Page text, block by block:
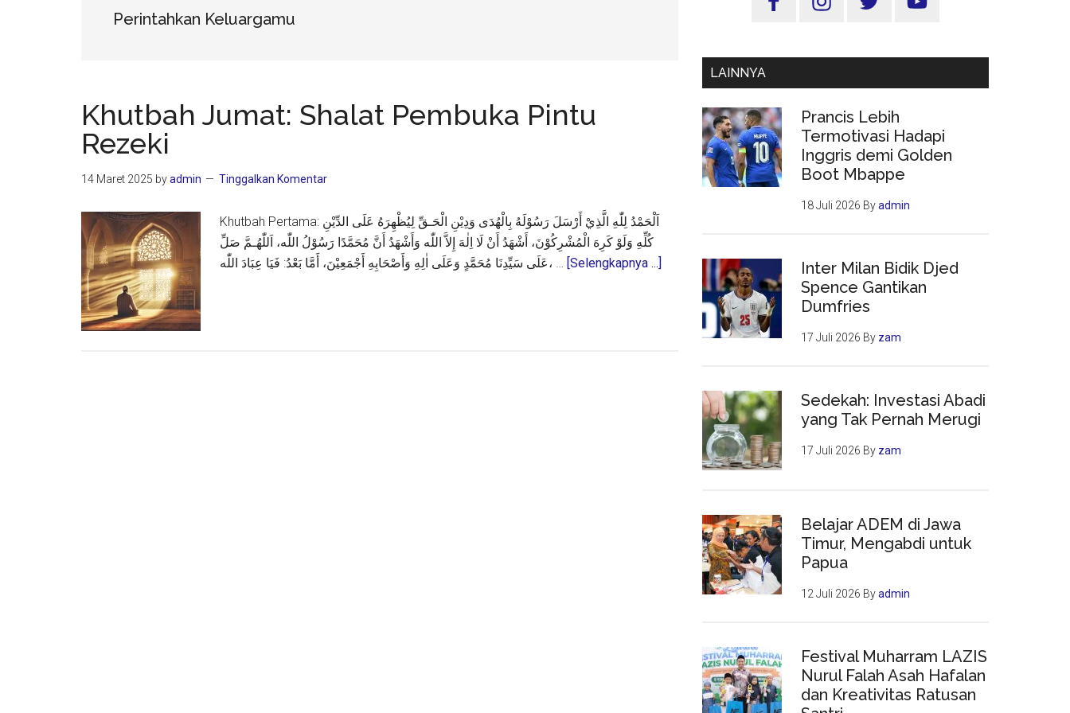
Perintahkan Keluargamu
Khutbah Jumat: Shalat Pembuka Pintu
Rezeki
14 Maret 2025 byadmin Tinggalkan Komentar
Khutbah Pertama: اَلْحَمْدُ لِلّٰهِ الَّذِيْ أَرْسَلَ رَسُوْلَهُ بِالْهُدَى وَدِيْنِ الْحَـقِّ لِيُظْهِرَهُ عَلَى الدِّيْنِ
كُلِّهِ وَلَوْ كَرِهَ الْمُشْرِكُوْنَ، أَشْهَدُ أَنْ لَا اِلٰهَ إِلاَّ اللّٰه وَأَشْهَدُ أَنَّ مُحَمَّدًا رَسُوْلُ اللّٰه، اَللّٰهُـمَّ صَلِّ
عَلَى سَيِّدِنَا مُحَمَّدٍ وَعَلَى اٰلِهِ وَأَصْحَابِهِ أَجْمَعِيْنَ، أَمَّا بَعْدُ: فَيَا عِبَادَ اللّٰه، … [Selengkapnya ...]
Khutbah
Utama
LAINNYA
Prancis Lebih
Termotivasi Hadapi
Inggris demi Golden
Boot Mbappe
18 Juli 2026 Byadmin
Inter Milan Bidik Djed
Spence Gantikan
Dumfries
17 Juli 2026 By zam
Sedekah: Investasi Abadi
yang Tak Pernah Merugi
17 Juli 2026 By zam
Belajar ADEM di Jawa
Timur, Mengabdi untuk
Papua
12 Juli 2026 Byadmin
Festival Muharram LAZIS
Nurul Falah Asah Hafalan
dan Kreativitas Ratusan